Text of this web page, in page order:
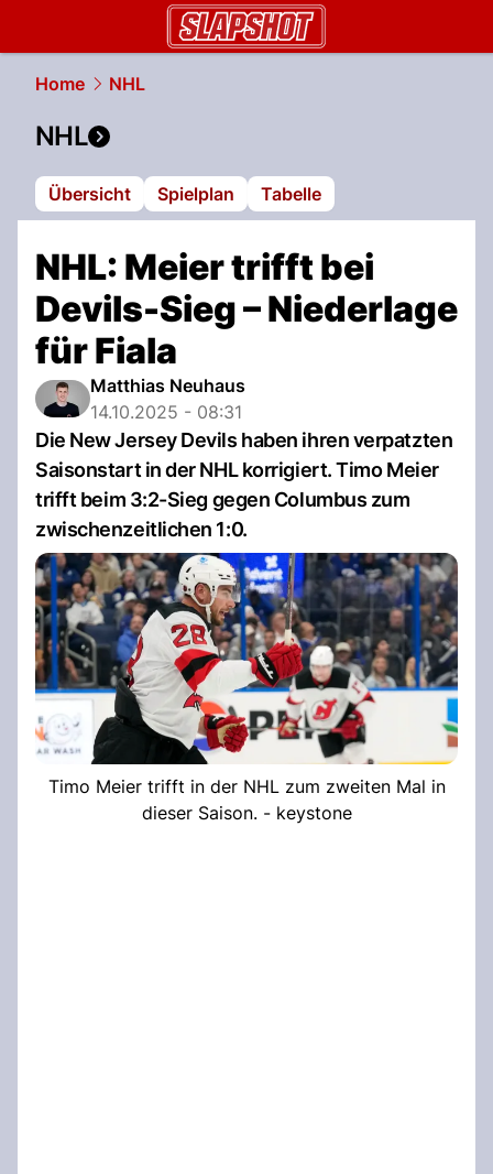
Home NHL
NHL
Übersicht Spielplan Tabelle
NHL: Meier trifft bei
Devils-Sieg – Niederlage
für Fiala
Matthias Neuhaus
14.10.2025 - 08:31
Die New Jersey Devils haben ihren verpatzten
Saisonstart in der NHL korrigiert. Timo Meier
trifft beim 3:2-Sieg gegen Columbus zum
zwischenzeitlichen 1:0.
Timo Meier trifft in der NHL zum zweiten Mal in
dieser Saison. - keystone